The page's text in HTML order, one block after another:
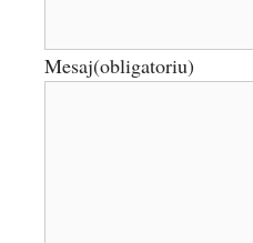
Mesaj(obligatoriu)